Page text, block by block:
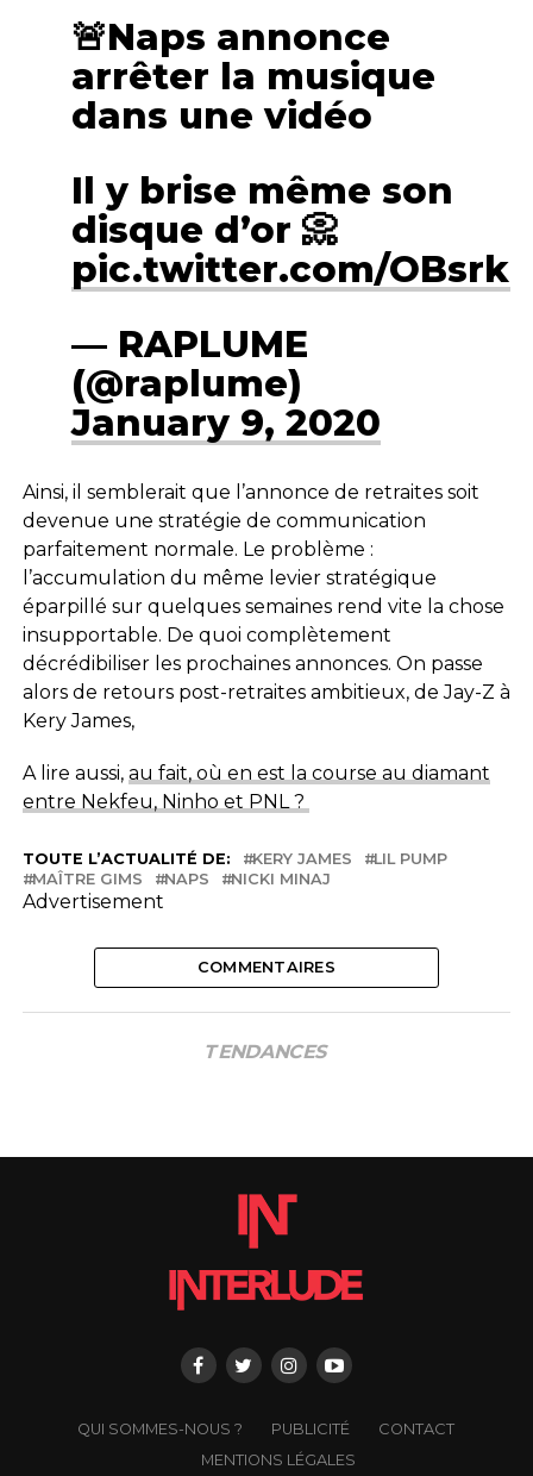
🚨Naps annonce
arrêter la musique
dans une vidéo
Il y brise même son
disque d’or 📀
pic.twitter.com/
— RAPLUME
(@raplume)
January 9, 2020
Ainsi, il semblerait que l’annonce de retraites soit
devenue une stratégie de communication
parfaitement normale. Le problème :
l’accumulation du même levier stratégique
éparpillé sur quelques semaines rend vite la chose
insupportable. De quoi complètement
décrédibiliser les prochaines annonces. On passe
alors de retours post-retraites ambitieux, de Jay-Z à
Kery James,
A lire aussi, au fait, où en est la course au diamant
entre Nekfeu, Ninho et PNL ?
TOUTE L’ACTUALITÉ DE: KERY JAMES
LIL PUMP
MAÎTRE GIMS
NAPS NICKI MINAJ
Advertisement
COMMENTAIRES
TENDANCES
QUI SOMMES-NOUS ? PUBLICITÉ
CONTACT
MENTIONS LÉGALES